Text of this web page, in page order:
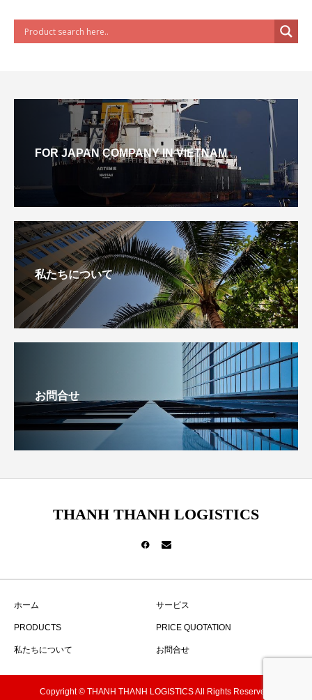
FOR JAPAN COMPANY IN VIETNAM
私たちについて
お問合せ
THANH THANH LOGISTICS
ホーム サービス
PRODUCTS PRICE QUOTATION
私たちについて お問合せ
Copyright © THANH THANH LOGISTICS All Rights Reserved.